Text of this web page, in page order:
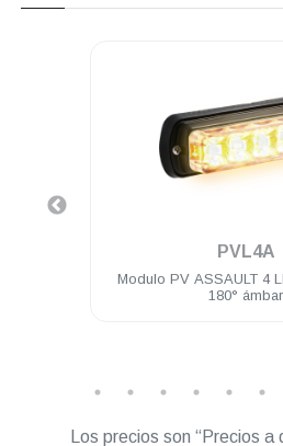
PVL4A
Modulo PV ASSAULT 4
180° ámbar
Los precios son “Precios